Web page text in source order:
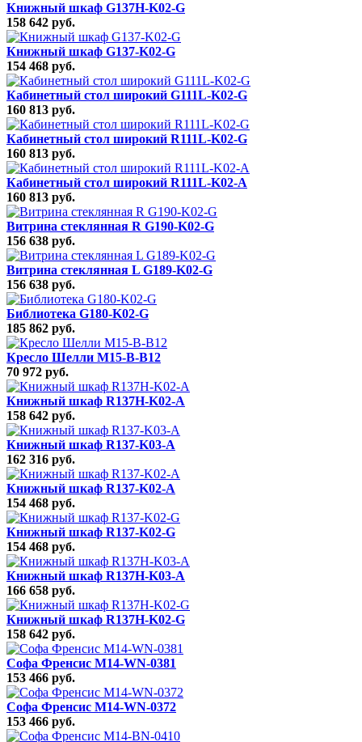
Книжный шкаф G137H-K02-G
158 642 руб.
Книжный шкаф G137-K02-G
154 468 руб.
Кабинетный стол широкий G111L-K02-G
160 813 руб.
Кабинетный стол широкий R111L-K02-G
160 813 руб.
Кабинетный стол широкий R111L-K02-A
160 813 руб.
Витрина стеклянная R G190-K02-G
156 638 руб.
Витрина стеклянная L G189-K02-G
156 638 руб.
Библиотека G180-K02-G
185 862 руб.
Кресло Шелли M15-B-B12
70 972 руб.
Книжный шкаф R137H-K02-A
158 642 руб.
Книжный шкаф R137-K03-A
162 316 руб.
Книжный шкаф R137-K02-A
154 468 руб.
Книжный шкаф R137-K02-G
154 468 руб.
Книжный шкаф R137H-K03-A
166 658 руб.
Книжный шкаф R137H-K02-G
158 642 руб.
Софа Френсис M14-WN-0381
153 466 руб.
Софа Френсис M14-WN-0372
153 466 руб.